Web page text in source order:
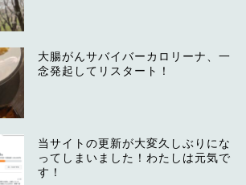
大腸がんサバイバーカロリーナ、一
念発起してリスタート！
当サイトの更新が大変久しぶりにな
ってしまいました！わたしは元気で
す！